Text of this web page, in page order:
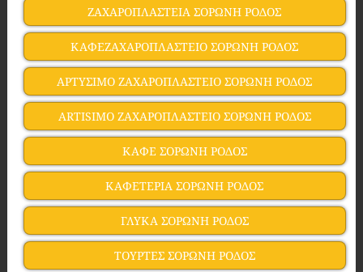
ΖΑΧΑΡΟΠΛΑΣΤΕΙΑ ΣΟΡΩΝΗ ΡΟΔΟΣ
ΚΑΦΕΖΑΧΑΡΟΠΛΑΣΤΕΙΟ ΣΟΡΩΝΗ ΡΟΔΟΣ
ΑΡΤΥΣΙΜΟ ΖΑΧΑΡΟΠΛΑΣΤΕΙΟ ΣΟΡΩΝΗ ΡΟΔΟΣ
ARTISIMO ΖΑΧΑΡΟΠΛΑΣΤΕΙΟ ΣΟΡΩΝΗ ΡΟΔΟΣ
ΚΑΦΕ ΣΟΡΩΝΗ ΡΟΔΟΣ
ΚΑΦΕΤΕΡΙΑ ΣΟΡΩΝΗ ΡΟΔΟΣ
ΓΛΥΚΑ ΣΟΡΩΝΗ ΡΟΔΟΣ
ΤΟΥΡΤΕΣ ΣΟΡΩΝΗ ΡΟΔΟΣ